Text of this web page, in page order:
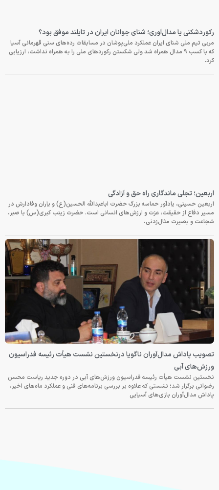
رکوردشکنی یا مدال‌آوری؛ شنای جوانان ایران در تایلند موفق بود؟
مربی تیم ملی شنای ایران عملکرد ملی‌پوشان در مسابقات رده‌های سنی قهرمانی آسیا
که با کسب ۹ مدال همراه شد ولی شکستن رکوردهای ملی را به همراه نداشت، ارزیابی
کرد.
اربعین؛ تجلی ماندگاری راه حق و آزادگی
اربعین حسینی، یادآور حماسه بزرگ حضرت اباعبدالله الحسین(ع) و یاران وفادارش در
مسیر دفاع از حقیقت، عزت و ارزش‌های انسانی است. حضرت زینب کبری(س) با صبر،
شجاعت و بصیرت مثال‌زدنی،
تصویب پاداش مدال‌آوران ناگویا درنخستین نشست هیأت رئیسه فدراسیون
ورزش‌های آبی
نخستین نشست هیأت رئیسه فدراسیون ورزش‌های آبی در دوره جدید ریاست محسن
رضوانی برگزار شد؛ نشستی که علاوه بر بررسی برنامه‌های فنی و عملکرد ماه‌های اخیر،
پاداش مدال‌آوران بازی‌های آسیایی